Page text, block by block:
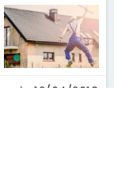
le 12/04/2018